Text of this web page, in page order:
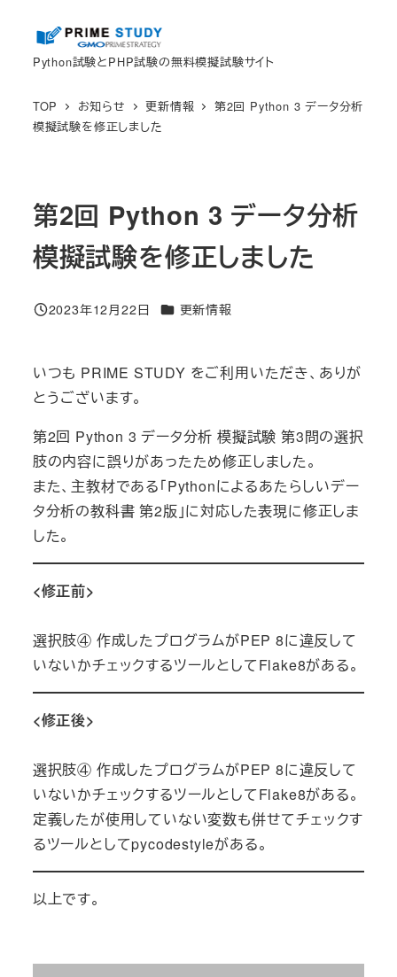
Python試験とPHP試験の無料模擬試験サイト
TOP お知らせ 更新情報
第2回 Python 3 データ分析
模擬試験を修正しました
第2回 Python 3 データ分析
模擬試験を修正しました
投稿日
2023年12月22日 カテゴリー
更新情報
いつも PRIME STUDY をご利用いただき、ありが
とうございます。
第2回 Python 3 データ分析 模擬試験 第3問の選択
肢の内容に誤りがあったため修正しました。
また、主教材である「Pythonによるあたらしいデー
タ分析の教科書 第2版」に対応した表現に修正しま
した。
<修正前>
選択肢④ 作成したプログラムがPEP 8に違反して
いないかチェックするツールとしてFlake8がある。
<修正後>
選択肢④ 作成したプログラムがPEP 8に違反して
いないかチェックするツールとしてFlake8がある。
定義したが使用していない変数も併せてチェックす
るツールとしてpycodestyleがある。
以上です。